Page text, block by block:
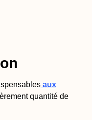
aux
quantité de